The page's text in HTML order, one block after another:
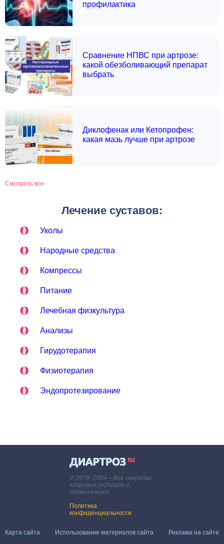
профилактика
Сравнение НПВС при артрозе:
какой обезболивающий препарат
выбрать
Диклофенак или Кетопрофен:
какая мазь лучше при артрозе
Смотреть все
Лечение суставов:
Уколы
Народные средства
Компрессы
Питание
Лечебная физкультура
Анализы
Гирудотерапия
Физиотерапия
Эндопротезирование
© 2018–2024 – Все секреты
здоровья суставов и
позвоночника
Политика
конфиденциальности
Карта сайта Использование материалов сайта
Реклама на сайте